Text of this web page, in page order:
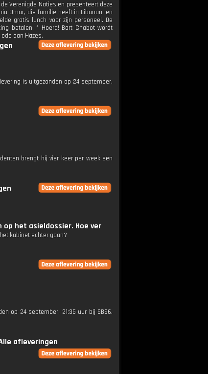
Verenigde Naties en presenteert deze
Omar, die familie heeft in Libanon, en
gratis lunch voor zijn personeel. De
betalen. * Hoera! Bart Chabot wordt
aan Hazes.
is uitgezonden op 24 september,
brengt hij vier keer per week een
het asieldossier. Hoe ver
kabinet echter gaan?
op 24 september, 21:35 uur bij SBS6.
afleveringen